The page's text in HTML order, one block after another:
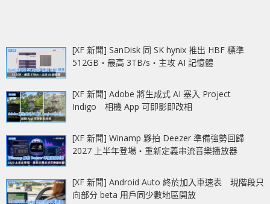
[XF 新聞] SanDisk 同 SK hynix 推出 HBF 標準
512GB‧最高 3TB/s‧主攻 AI 記憶體
[XF 新聞] Adobe 將生成式 AI 塞入 Project
Indigo 相機 App 可即影即改相
[XF 新聞] Winamp 夥拍 Deezer 準備強勢回歸
2027 上半年登場‧重新定義串流音樂播放器
[XF 新聞] Android Auto 終於加入車速表 現階段只
向部分 beta 用戶同少數地區開放